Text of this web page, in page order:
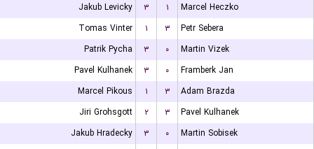
Jakub Levicky
۳ ۱
Marcel Heczko
Tomas Vinter
۱ ۳
Petr Sebera
Patrik Pycha
۳ ۰
Martin Vizek
Pavel Kulhanek
۳ ۰
Framberk Jan
Marcel Pikous
۱ ۳
Adam Brazda
Jiri Grohsgott
۲ ۳
Pavel Kulhanek
Jakub Hradecky
۳ ۰
Martin Sobisek